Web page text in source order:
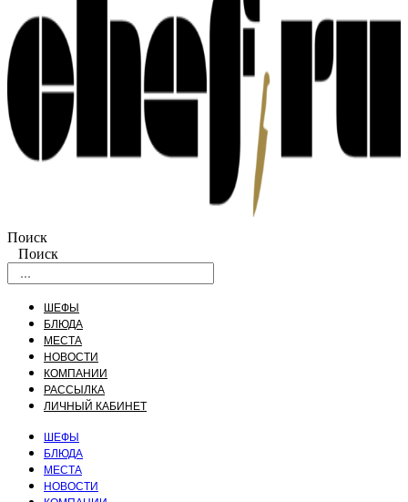
Поиск
Поиск
ШЕФЫ
БЛЮДА
МЕСТА
НОВОСТИ
КОМПАНИИ
РАССЫЛКА
ЛИЧНЫЙ КАБИНЕТ
ШЕФЫ
БЛЮДА
МЕСТА
НОВОСТИ